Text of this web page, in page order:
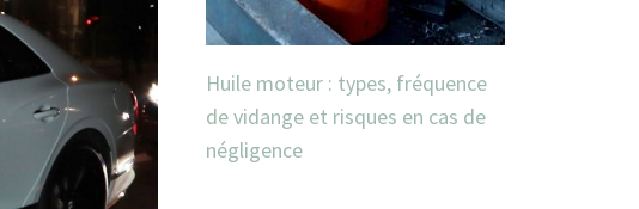
Huile moteur : types, fréquence
de vidange et risques en cas de
négligence